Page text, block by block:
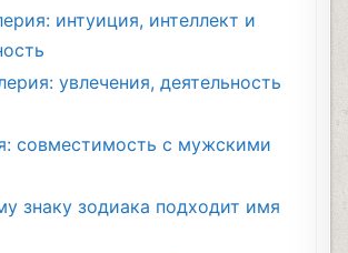
интуиция, интеллект и
увлечения, деятельность
совместимость с мужскими
знаку зодиака подходит имя